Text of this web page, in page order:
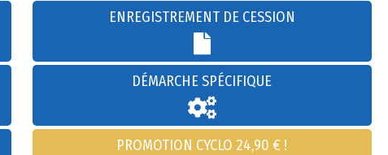
ENREGISTREMENT DE CESSION
DÉMARCHE SPÉCIFIQUE
PROMOTION CYCLO 24,90 € !